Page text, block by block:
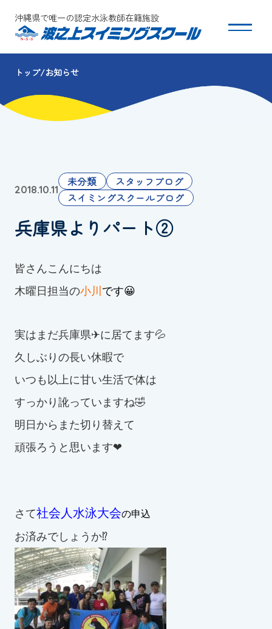
沖縄県で唯一の認定水泳教師在籍施設
スクールについて
コース・クラス紹介
団体会員募集
保護者の方へ
採用情報
お知らせ
カレンダー
波スイタイムズ
お問い合わせ
Tel.098-863-7264
メールでお問い合わせ
スイミングスクールの
体験申し込みはこちら!
トップ お知らせ
2018.10.11
未分類
スタッフブログ
スイミングスクールブログ
兵庫県よりパート②
皆さんこんにちは
木曜日担当の小川 です😀
実はまだ兵庫県✈︎に居てます💦
久しぶりの長い休暇で
いつも以上に甘い生活で体は
すっかり訛っていますね🤣
明日からまた切り替えて
頑張ろうと思います❤
さて社会人水泳大会の申込
お済みでしょうか⁉️